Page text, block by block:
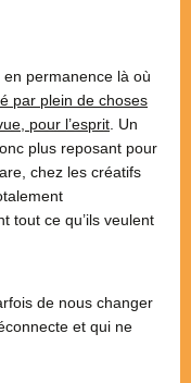
permanence là où
par plein de choses
pour l’esprit . Un
plus reposant pour
chez les créatifs
tout ce qu’ils veulent
de nous changer
et qui ne